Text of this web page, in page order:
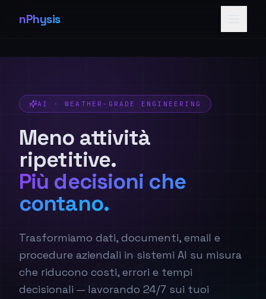
nPhysis
AI · WEATHER-GRADE ENGINEERING
Meno attività
ripetitive.
Più decisioni che
contano.
Trasformiamo dati, documenti, email e
procedure aziendali in sistemi AI su misura
che riducono costi, errori e tempi
decisionali — lavorando 24/7 sui tuoi